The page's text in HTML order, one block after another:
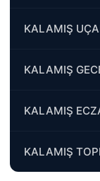
KALAMIŞ
KALAMIŞ
KALAMIŞ
KALAMIŞ